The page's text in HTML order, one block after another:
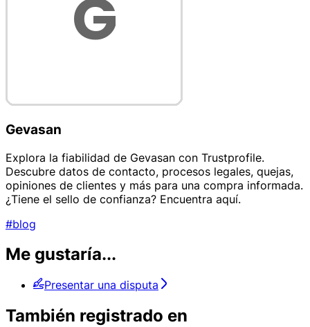
Gevasan
Explora la fiabilidad de Gevasan con Trustprofile.
Descubre datos de contacto, procesos legales, quejas,
opiniones de clientes y más para una compra informada.
¿Tiene el sello de confianza? Encuentra aquí.
#blog
Me gustaría...
Presentar una disputa
También registrado en